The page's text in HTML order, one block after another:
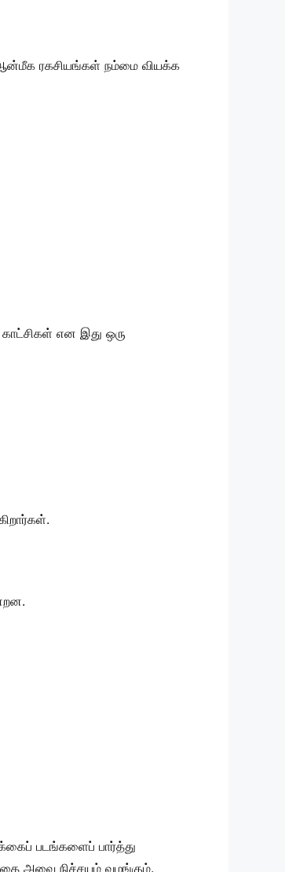
ஆன்மீக ரகசியங்கள் நம்மை வியக்க
என இது ஒரு
படங்களைப் பார்த்து
அவை நிச்சயம் வழங்கும்.